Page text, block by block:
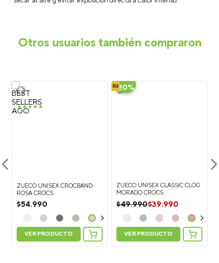
Otros usuarios también compraron
★★★★★
ZUECO UNISEX CROCBAND
ROSA CROCS
$54.990
VER PRODUCTO
-
20%
ZUECO UNISEX CLASSIC CLOG
MORADO CROCS
$49.990$39.990
VER PRODUCTO